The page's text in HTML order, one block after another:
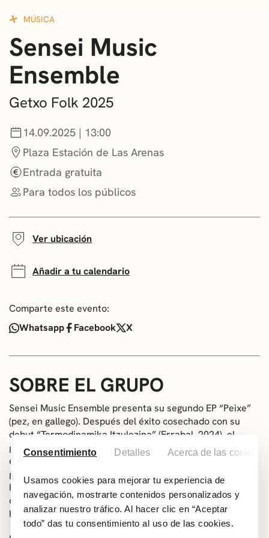
Consentimiento Detalles Acerca de las cookies
Usamos cookies para mejorar tu experiencia de
navegación, mostrarte contenidos personalizados y
analizar nuestro tráfico. Al hacer clic en “Aceptar
todo” das tu consentimiento al uso de las cookies.
CONVOCATORIAS
NOTICIAS
GETXO KULTURA
ASOCIACIONES CULTURALES
MÚSICA
Sensei Music
Ensemble
Getxo Folk 2025
14.09.2025 | 13:00
Plaza Estación de Las Arenas
Entrada gratuita
Para todos los públicos
Ver ubicación
Añadir a tu calendario
Comparte este evento:
Whatsapp
Facebook X
SOBRE EL GRUPO
Sensei Music Ensemble presenta su segundo EP“Peixe”
(pez, en gallego). Después del éxito cosechado con su
debut “Termodinamika Itzulezina” (Errabal, 2024), el
grupo regresa a los escenarios con un nuevo trabajo en
el que reivindica la diversidad lingüística, cultural y
geográfica. Tres playas de Galiza, Catalunya y Euskal
Herria inspiran “Peixe”, y a ellas les cantan en el idioma
del lugar, galego, catalá y euskara, bajo el cobijo de su
habitual mestizaje y enorme calidad instrumental.